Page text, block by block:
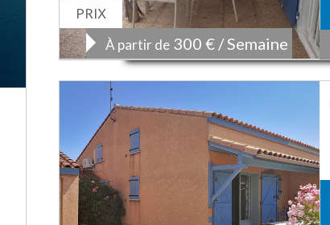
PRIX
À partir de 300 € / Semaine